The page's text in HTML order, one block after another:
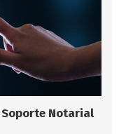
Notarial